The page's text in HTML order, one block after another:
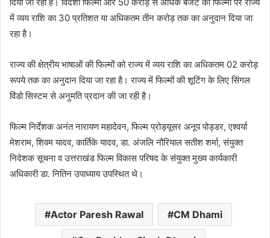
में व्यय राशि का 30 प्रतिशत या अधिकतम तीन करोड़ तक का अनुदान दिया जा
रहा है।
राज्य की क्षेत्रीय भाषाओं की फिल्मों को राज्य में व्यय राशि का अधिकतम 02 करोड़
रूपये तक का अनुदान दिया जा रहा है। राज्य में फिल्मों की शूटिंग के लिए सिंगल
विंडो सिस्टम से अनुमति प्रदान की जा रही है।
फिल्म निर्देशक अनंत नारायण महादेवन, फिल्म प्रोड्यूसर अनूप पोड्डर, एश्वर्या
मेशराम, शिवम यादव, कार्तिके यादव, डा. अंजलि नौरियाल सतीश शर्मा, संयुक्त
निदेशक सूचना व उत्तराखंड फिल्म विकास परिषद के संयुक्त मुख्य कार्यकारी
अधिकारी डा. नितिन उपाध्याय उपस्थित थे।
Actor Paresh Rawal CM Dhami